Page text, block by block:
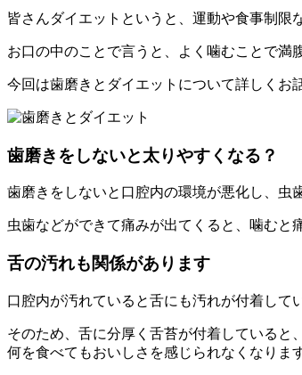
皆さんダイエットというと、運動や食事制限
お口の中のことで言うと、よく噛むことで満
今回は歯磨きとダイエットについて詳しくお
歯磨きをしないと太りやすくなる？
歯磨きをしないと口腔内の環境が悪化し、虫
虫歯などができて痛みが出てくると、噛むと
舌の汚れも関係があります
口腔内が汚れていると舌にも汚れが付着して
そのため、舌に分厚く舌苔が付着していると
何を食べてもおいしさを感じられなくなりま